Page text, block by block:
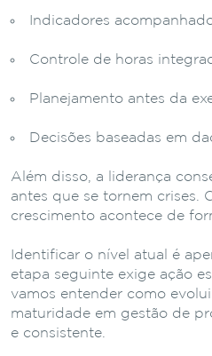
Indicadores
Controle de horas
Planejamento antes da
Decisões baseadas em
Além disso, a liderança
antes que se tornem crises.
crescimento acontece de
Identificar o nível atual é
etapa seguinte exige ação
vamos entender como
maturidade em gestão de
e consistente.